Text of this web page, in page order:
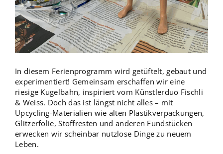
In diesem Ferienprogramm wird getüftelt, gebaut und
experimentiert! Gemeinsam erschaffen wir eine
riesige Kugelbahn, inspiriert vom Künstlerduo Fischli
& Weiss. Doch das ist längst nicht alles – mit
Upcycling-Materialien wie alten Plastikverpackungen,
Glitzerfolie, Stoffresten und anderen Fundstücken
erwecken wir scheinbar nutzlose Dinge zu neuem
Leben.